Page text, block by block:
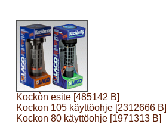
Kockòn esite [485142 B]
Kockon 105 käyttöohje [2312666 B]
Kockon 80 käyttöohje [1971313 B]